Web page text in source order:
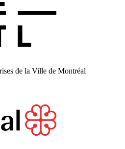
de la Ville de Montréal